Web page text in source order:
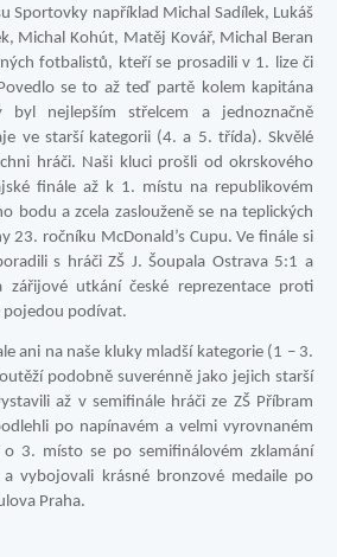
Sportovky například Michal Sadílek, Lukáš
Michal Kohút, Matěj Kovář, Michal Beran
fotbalistů, kteří se prosadili v 1. lize či
se to až teď partě kolem kapitána
byl nejlepším střelcem a jednoznačně
ve starší kategorii (4. a 5. třída). Skvělé
hráči. Naši kluci prošli od okrskového
finále až k 1. místu na republikovém
bodu a zcela zaslouženě se na teplických
23. ročníku McDonald’s Cupu. Ve finále si
s hráči ZŠ J. Šoupala Ostrava 5:1 a
utkání české reprezentace proti
pojedou podívat.
ani na naše kluky mladší kategorie (1 – 3.
podobně suverénně jako jejich starší
až v semifinále hráči ze ZŠ Příbram
po napínavém a velmi vyrovnaném
3. místo se po semifinálovém zklamání
vybojovali krásné bronzové medaile po
Praha.